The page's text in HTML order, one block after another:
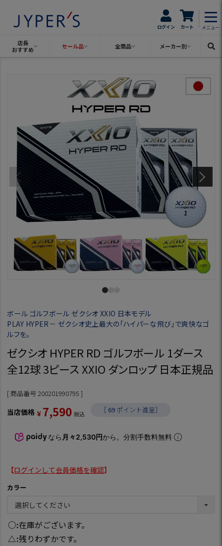
ログイン カート メニュー
店長
おすすめ
セール品 全商品 メーカー別
ボール ゴルフボール ゼクシオ XXIO 日本モデル
PLAY HYPER－ ゼクシオ史上最大の「ハイパーな飛び」で爽快なゴ
ルフを。
ゼクシオ HYPER RD ゴルフボール 1ダース
全12球 3ピース XXIO ダンロップ 日本正規品
商品番号 200201990795
当店価格 ¥ 7,590 税込 ［ 69 ポイント進呈］
なら 月々2,530円から。分割手数料無料
【ログインして会員価格を確認】
カラー
○ 在庫がございます。
△ 残りわずかです。